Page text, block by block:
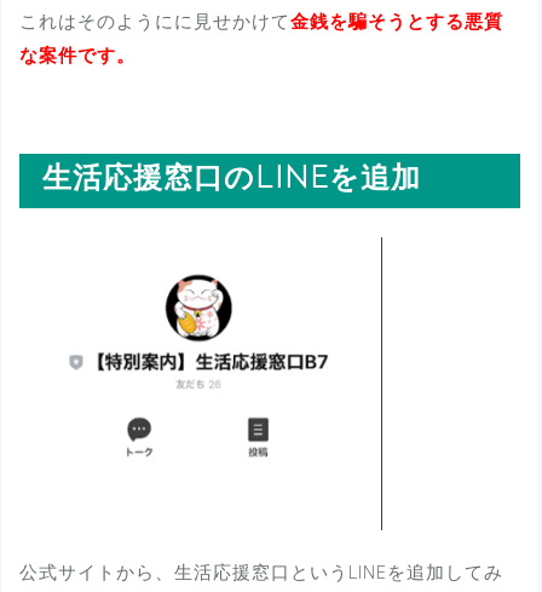
これはそのようにに見せかけて金銭を騙そうとする悪質
な案件です。
生活応援窓口のLINEを追加
公式サイトから、生活応援窓口というLINEを追加してみ